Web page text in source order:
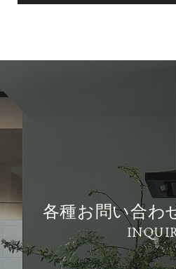
各種お問い合わ